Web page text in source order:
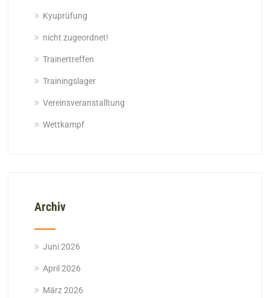
Kyuprüfung
nicht zugeordnet!
Trainertreffen
Trainingslager
Vereinsveranstalltung
Wettkampf
Archiv
Juni 2026
April 2026
März 2026